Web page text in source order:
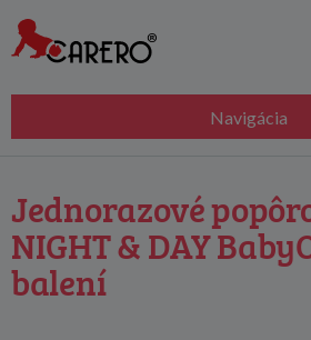
Navigácia
Jednorazové
NIGHT & DAY
balení